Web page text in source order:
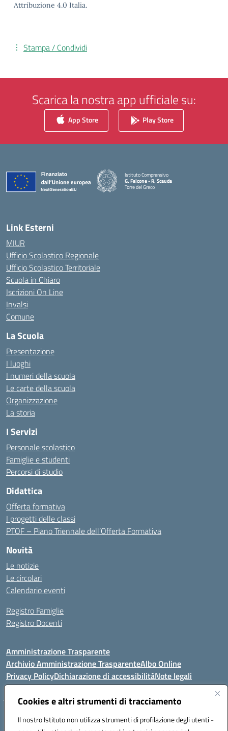
Cookies e altri strumenti di tracciamento
Il nostro Istituto non utilizza strumenti di profilazione degli utenti -
Attribuzione 4.0 Italia.
Stampa / Condividi
Scarica la nostra app ufficiale su:
App Store Play Store
Istituto Comprensivo
G. Falcone - R. Scauda
Torre del Greco
Link Esterni
MIUR
Ufficio Scolastico Regionale
Ufficio Scolastico Territoriale
Scuola in Chiaro
Iscrizioni On Line
Invalsi
Comune
La Scuola
Presentazione
I luoghi
I numeri della scuola
Le carte della scuola
Organizzazione
La storia
I Servizi
Personale scolastico
Famiglie e studenti
Percorsi di studio
Didattica
Offerta formativa
I progetti delle classi
PTOF – Piano Triennale dell’Offerta Formativa
Novità
Le notizie
Le circolari
Calendario eventi
Registro Famiglie
Registro Docenti
Amministrazione Trasparente
Archivio Amministrazione TrasparenteAlbo Online
Privacy PolicyDichiarazione di accessibilitàNote legali
Istituto Comprensivo Statale